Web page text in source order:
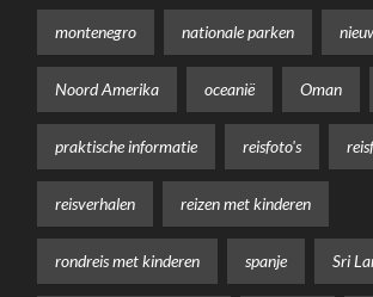
montenegro nationale parken
Noord Amerika oceanië Oman
praktische informatie reisfoto's
reisverhalen reizen met kinderen
rondreis met kinderen spanje Sri